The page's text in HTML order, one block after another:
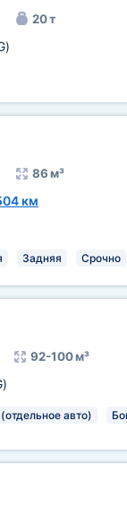
20 т
86 м³
км
Задняя Срочно
92-100 м³
авто)